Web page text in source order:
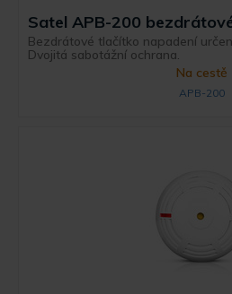
Satel APB-200
Bezdrátové tlačítko napadení
Dvojitá sabotážní ochrana.
Na cestě
APB-200